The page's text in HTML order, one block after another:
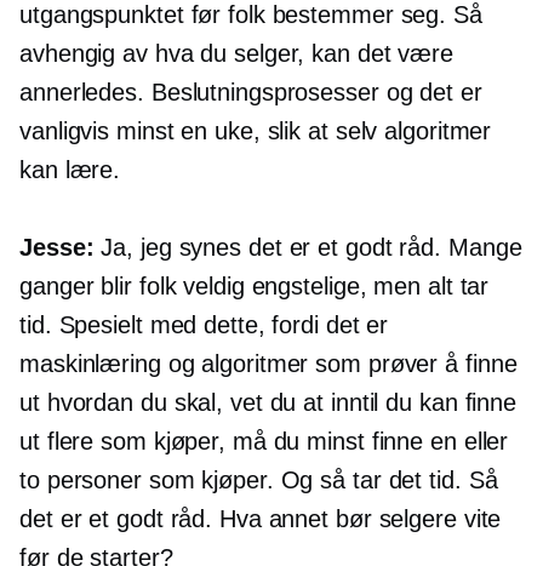
utgangspunktet før folk bestemmer seg. Så
avhengig av hva du selger, kan det være
annerledes. Beslutningsprosesser og det er
vanligvis minst en uke, slik at selv algoritmer
kan lære.
Jesse: Ja, jeg synes det er et godt råd. Mange
ganger blir folk veldig engstelige, men alt tar
tid. Spesielt med dette, fordi det er
maskinlæring og algoritmer som prøver å finne
ut hvordan du skal, vet du at inntil du kan finne
ut flere som kjøper, må du minst finne en eller
to personer som kjøper. Og så tar det tid. Så
det er et godt råd. Hva annet bør selgere vite
før de starter?